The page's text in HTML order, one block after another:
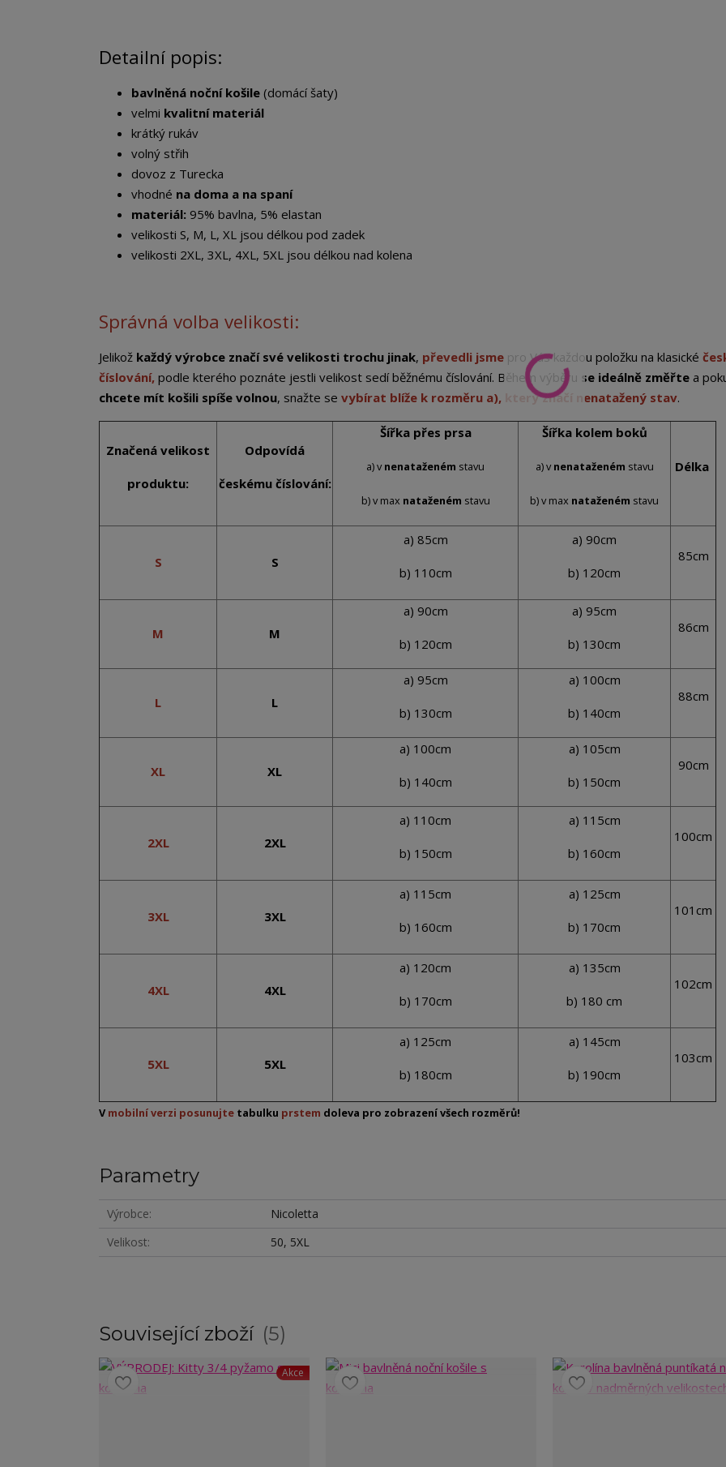
Detailní popis:
bavlněná noční košile (domácí šaty)
velmi kvalitní materiál
krátký rukáv
volný střih
dovoz z Turecka
vhodné na doma a na spaní
materiál: 95% bavlna, 5% elastan
velikosti S, M, L, XL jsou délkou pod zadek
velikosti 2XL, 3XL, 4XL, 5XL jsou délkou nad kolena
Správná volba velikosti:
Jelikož každý výrobce značí své velikosti trochu jinak, převedli jsme pro Vás každou položku na klasické
číslování, podle kterého poznáte jestli velikost sedí běžnému číslování. Během výběru se ideálně změřte a
chcete mít košili spíše volnou, snažte se vybírat blíže k rozměru a), který značí nenatažený stav.
Značená velikost
produktu:
Odpovídá
českému číslování:
Šířka přes prsa
a) vnenataženém stavu
b) v max nataženém stavu
Šířka kolem boků
a) vnenataženém stavu
b) v max nataženém stavu
Délka
S S
a) 85cm
b) 110cm
a) 90cm
b) 120cm
85cm
M M
a) 90cm
b) 120cm
a) 95cm
b) 130cm
86cm
L L
a) 95cm
b) 130cm
a) 100cm
b) 140cm
88cm
XL XL
a) 100cm
b) 140cm
a) 105cm
b) 150cm
90cm
2XL 2XL
a) 110cm
b) 150cm
a) 115cm
b) 160cm
100cm
3XL 3XL
a) 115cm
b) 160cm
a) 125cm
b) 170cm
101cm
4XL 4XL
a) 120cm
b) 170cm
a) 135cm
b) 180 cm
102cm
5XL 5XL
a) 125cm
b) 180cm
a) 145cm
b) 190cm
103cm
V mobilní verzi posunujte tabulku prstem doleva pro zobrazení všech rozměrů!
Parametry
Výrobce
Nicoletta
Velikost
50, 5XL
Související zboží 5
Akce